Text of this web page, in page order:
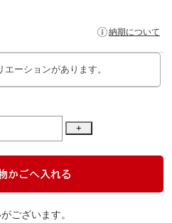
納期について
ーションがあります。
ございます。